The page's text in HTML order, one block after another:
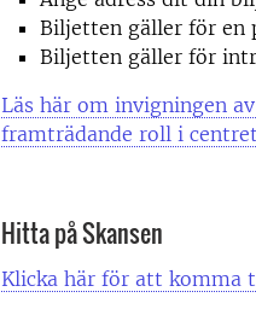
Biljetten gäller för en
Biljetten gäller för
Läs här om invigningen
framträdande roll i
Hitta på Skansen
Klicka här för att komma